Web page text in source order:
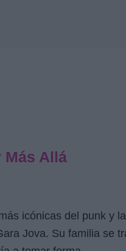
Más Allá
icónicas del punk y
Jova. Su familia se